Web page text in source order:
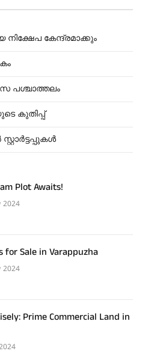
കേന്ദ്രമാക്കും
പശ്ചാത്തലം
കുതിപ്പ്
Plot Awaits!
2024
for Sale in Varappuzha
2024
Prime Commercial Land in